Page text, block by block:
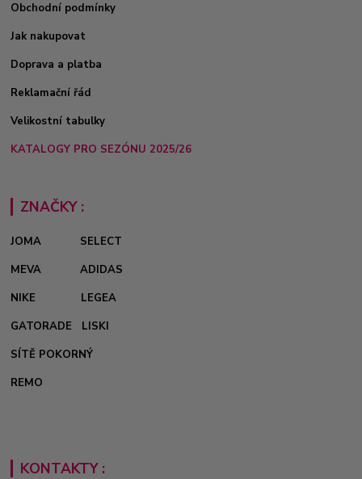
Obchodní podmínky
Jak nakupovat
Doprava a platba
Reklamační řád
Velikostní tabulky
KATALOGY PRO SEZÓNU 2025/26
ZNAČKY :
JOMA
SELECT
MEVA
ADIDAS
NIKE
LEGEA
GATORADE
LISKI
SÍTĚ POKORNÝ
REMO
KONTAKTY :